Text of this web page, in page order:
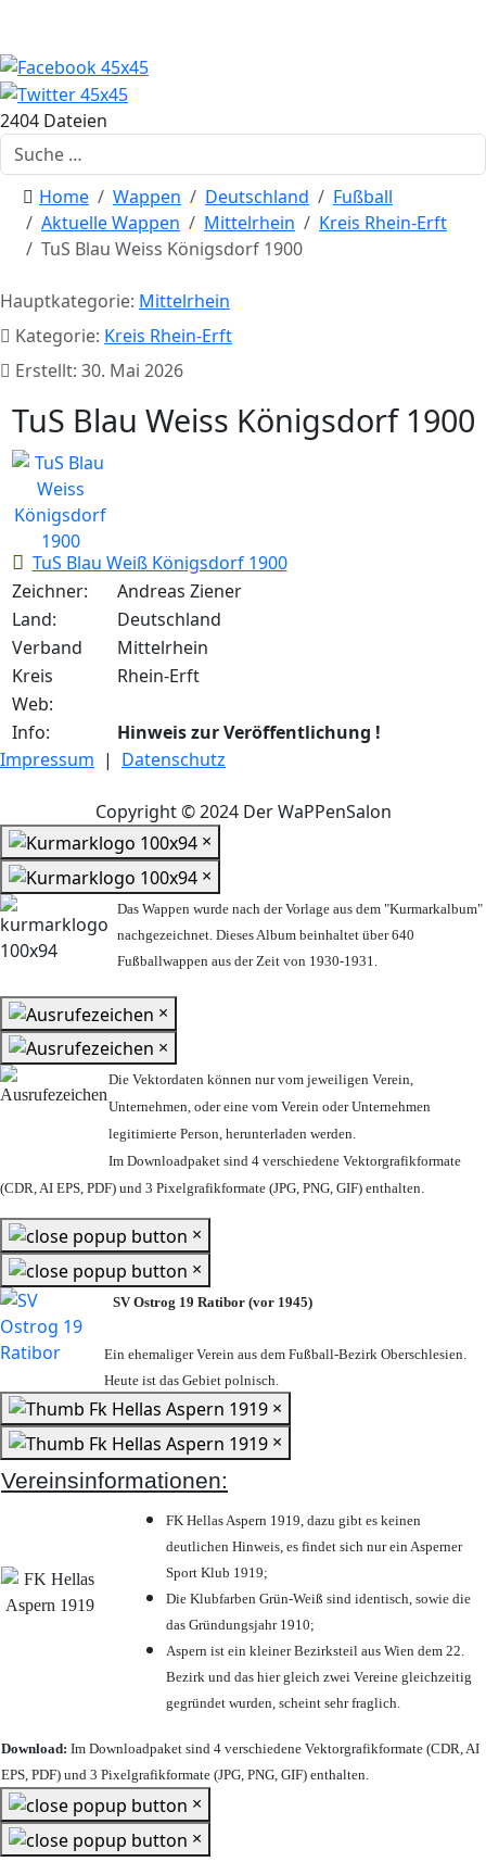
2404 Dateien
Suchen
Home Wappen Deutschland
Fußball
Aktuelle Wappen
Mittelrhein
Kreis Rhein-Erft
TuS Blau Weiss Königsdorf 1900
Hauptkategorie: Mittelrhein
Kategorie: Kreis Rhein-Erft
Erstellt: 30. Mai 2026
TuS Blau Weiss Königsdorf 1900
TuS Blau Weiß Königsdorf 1900
Zeichner:
Andreas Ziener
Land:
Deutschland
Verband
Mittelrhein
Kreis
Rhein-Erft
Web:
Info:
Hinweis zur Veröffentlichung !
Impressum | Datenschutz
Copyright © 2024 Der WaPPenSalon
×
×
Das Wappen wurde nach der Vorlage aus dem "Kurmarkalbum"
nachgezeichnet. Dieses Album beinhaltet über 640
Fußballwappen aus der Zeit von 1930-1931.
×
×
Die Vektordaten können nur vom jeweiligen Verein,
Unternehmen, oder eine vom Verein oder Unternehmen
legitimierte Person, herunterladen werden.
Im Downloadpaket sind 4 verschiedene Vektorgrafikformate
(CDR, AI EPS, PDF) und 3 Pixelgrafikformate (JPG, PNG, GIF) enthalten.
×
×
SV Ostrog 19 Ratibor (vor 1945)
Ein ehemaliger Verein aus dem Fußball-Bezirk Oberschlesien.
Heute ist das Gebiet polnisch.
×
×
Vereinsinformationen:
FK Hellas Aspern 1919, dazu gibt es keinen
deutlichen Hinweis, es findet sich nur ein Asperner
Sport Klub 1919;
Die Klubfarben Grün-Weiß sind identisch, sowie die
das Gründungsjahr 1910;
Aspern ist ein kleiner Bezirksteil aus Wien dem 22.
Bezirk und das hier gleich zwei Vereine gleichzeitig
gegründet wurden, scheint sehr fraglich.
Download: Im Downloadpaket sind 4 verschiedene Vektorgrafikformate (CDR, AI
EPS, PDF) und 3 Pixelgrafikformate (JPG, PNG, GIF) enthalten.
×
×